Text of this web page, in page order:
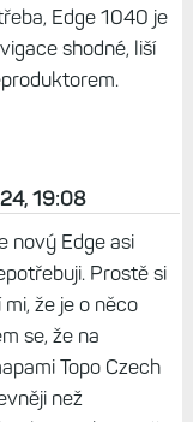
Edge 1040 je
shodné, liší
19:08
nový Edge asi
Prostě si
že je o něco
se, že na
Topo Czech
než